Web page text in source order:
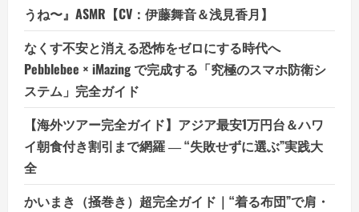
うね〜』ASMR【CV：伊藤舞音＆浅見香月】
なくす不安と消える恐怖をゼロにする時代へ
Pebblebee × iMazing で完成する「究極のスマホ防衛シ
ステム」完全ガイド
【海外ツアー完全ガイド】アジア最安1万円台＆ハワ
イ朝食付き割引まで網羅 ― “失敗せずに選ぶ”実践大
全
かいまき（掻巻き）超完全ガイド｜“着る布団”で肩・